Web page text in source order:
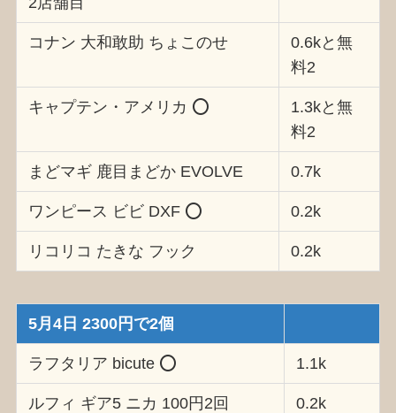
コナン 大和敢助 ちょこのせ
0.6kと無
料2
キャプテン・アメリカ ⭕️
1.3kと無
料2
まどマギ 鹿目まどか EVOLVE 0.7k
ワンピース ビビ DXF ⭕️ 0.2k
リコリコ たきな フック 0.2k
5月4日 2300円で2個
ラフタリア bicute ⭕️ 1.1k
ルフィ ギア5 ニカ 100円2回 0.2k